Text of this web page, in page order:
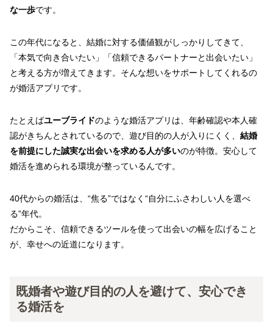
な一歩です。
この年代になると、結婚に対する価値観がしっかりしてきて、
「本気で向き合いたい」「信頼できるパートナーと出会いたい」
と考える方が増えてきます。そんな想いをサポートしてくれるの
が婚活アプリです。
たとえばユーブライドのような婚活アプリは、年齢確認や本人確
認がきちんとされているので、遊び目的の人が入りにくく、 結婚
を前提にした誠実な出会いを求める人が多いのが特徴。安心して
婚活を進められる環境が整っているんです。
40代からの婚活は、“焦る”ではなく“自分にふさわしい人を選べ
る”年代。
だからこそ、信頼できるツールを使って出会いの幅を広げること
が、幸せへの近道になります。
既婚者や遊び目的の人を避けて、安心でき
る婚活を